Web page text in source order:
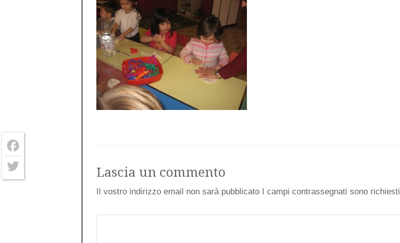
Lascia un commento
Il vostro indirizzo email non sarà pubblicato I campi contrassegnati sono richiesti
Facebook
Twitter